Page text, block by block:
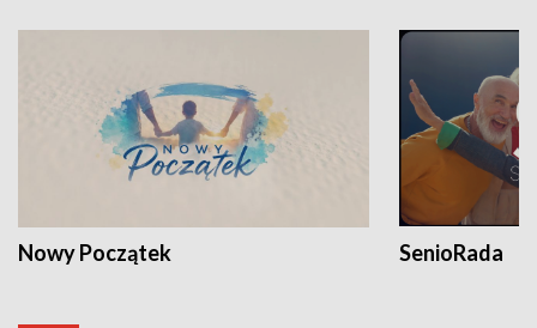
Nowy Początek SenioRada